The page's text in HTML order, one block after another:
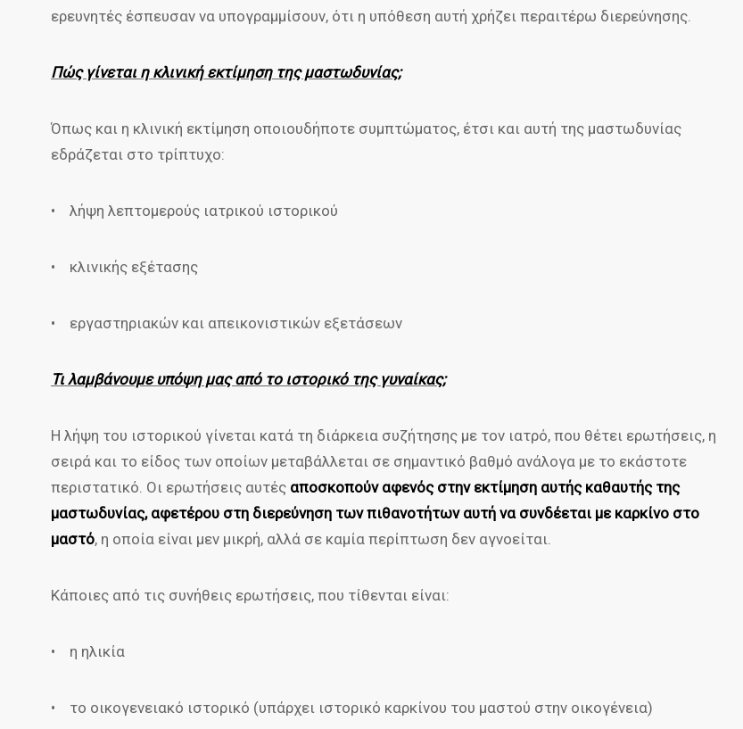
ερευνητές έσπευσαν να υπογραμμίσουν, ότι η υπόθεση αυτή χρήζει περαιτέρω διερεύνησης.
Πώς γίνεται η κλινική εκτίμηση της μαστωδυνίας;
Όπως και η κλινική εκτίμηση οποιουδήποτε συμπτώματος, έτσι και αυτή της μαστωδυνίας
εδράζεται στο τρίπτυχο:
• λήψη λεπτομερούς ιατρικού ιστορικού
• κλινικής εξέτασης
• εργαστηριακών και απεικονιστικών εξετάσεων
Τι λαμβάνουμε υπόψη μας από το ιστορικό της γυναίκας;
Η λήψη του ιστορικού γίνεται κατά τη διάρκεια συζήτησης με τον ιατρό, που θέτει ερωτήσεις, η
σειρά και το είδος των οποίων μεταβάλλεται σε σημαντικό βαθμό ανάλογα με το εκάστοτε
περιστατικό. Οι ερωτήσεις αυτές αποσκοπούν αφενός στην εκτίμηση αυτής καθαυτής της
μαστωδυνίας, αφετέρου στη διερεύνηση των πιθανοτήτων αυτή να συνδέεται με καρκίνο στο
μαστό, η οποία είναι μεν μικρή, αλλά σε καμία περίπτωση δεν αγνοείται.
Κάποιες από τις συνήθεις ερωτήσεις, που τίθενται είναι:
• η ηλικία
• το οικογενειακό ιστορικό (υπάρχει ιστορικό καρκίνου του μαστού στην οικογένεια)